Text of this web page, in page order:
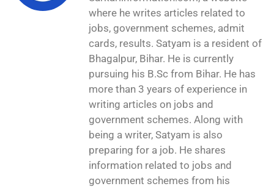
where he writes articles related to
jobs, government schemes, admit
cards, results. Satyam is a resident of
Bhagalpur, Bihar. He is currently
pursuing his B.Sc from Bihar. He has
more than 3 years of experience in
writing articles on jobs and
government schemes. Along with
being a writer, Satyam is also
preparing for a job. He shares
information related to jobs and
government schemes from his